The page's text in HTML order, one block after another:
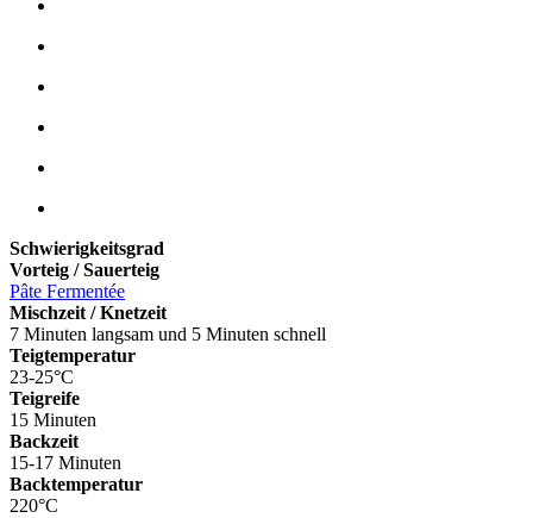
Schwierigkeitsgrad
Vorteig / Sauerteig
Pâte Fermentée
Mischzeit / Knetzeit
7 Minuten langsam und 5 Minuten schnell
Teigtemperatur
23-25°C
Teigreife
15 Minuten
Backzeit
15-17 Minuten
Backtemperatur
220°C